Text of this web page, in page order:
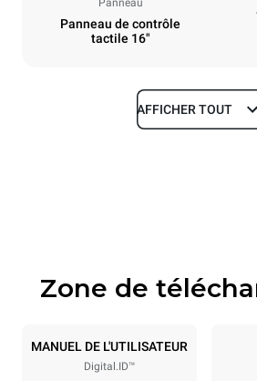
Panneau
Panneau de contrôle
tactile 16"
Dimensions
Caractéristiques de la
6
Espace entre les plaques
AFFICHER TOUT
Zone de
MANUEL DE L'UTILISATEUR
Digital.ID™